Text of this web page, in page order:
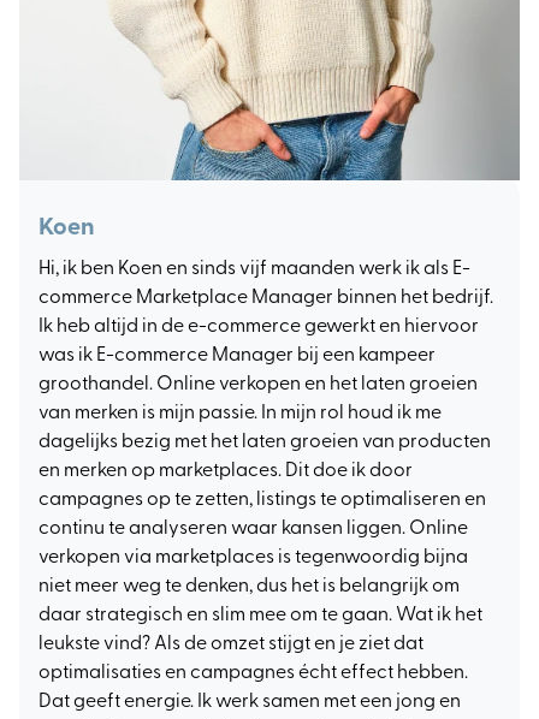
Koen
Hi, ik ben Koen en sinds vijf maanden werk ik als E-
commerce Marketplace Manager binnen het bedrijf.
Ik heb altijd in de e-commerce gewerkt en hiervoor
was ik E-commerce Manager bij een kampeer
groothandel. Online verkopen en het laten groeien
van merken is mijn passie. In mijn rol houd ik me
dagelijks bezig met het laten groeien van producten
en merken op marketplaces. Dit doe ik door
campagnes op te zetten, listings te optimaliseren en
continu te analyseren waar kansen liggen. Online
verkopen via marketplaces is tegenwoordig bijna
niet meer weg te denken, dus het is belangrijk om
daar strategisch en slim mee om te gaan. Wat ik het
leukste vind? Als de omzet stijgt en je ziet dat
optimalisaties en campagnes écht effect hebben.
Dat geeft energie. Ik werk samen met een jong en